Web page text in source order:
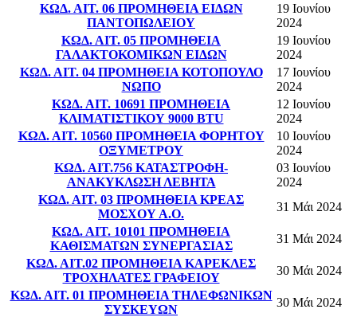
ΚΩΔ. ΑΙΤ. 06 ΠΡΟΜΗΘΕΙΑ ΕΙΔΩΝ
ΠΑΝΤΟΠΩΛΕΙΟΥ
19 Ιουνίου
2024
ΚΩΔ. ΑΙΤ. 05 ΠΡΟΜΗΘΕΙΑ
ΓΑΛΑΚΤΟΚΟΜΙΚΩΝ ΕΙΔΩΝ
19 Ιουνίου
2024
ΚΩΔ. ΑΙΤ. 04 ΠΡΟΜΗΘΕΙΑ ΚΟΤΟΠΟΥΛΟ
ΝΩΠΟ
17 Ιουνίου
2024
ΚΩΔ. ΑΙΤ. 10691 ΠΡΟΜΗΘΕΙΑ
ΚΛΙΜΑΤΙΣΤΙΚΟΥ 9000 BTU
12 Ιουνίου
2024
ΚΩΔ. ΑΙΤ. 10560 ΠΡΟΜΗΘΕΙΑ ΦΟΡΗΤΟΥ
ΟΞΥΜΕΤΡΟΥ
10 Ιουνίου
2024
ΚΩΔ. ΑΙΤ.756 ΚΑΤΑΣΤΡΟΦΗ-
ΑΝΑΚΥΚΛΩΣΗ ΛΕΒΗΤΑ
03 Ιουνίου
2024
ΚΩΔ. ΑΙΤ. 03 ΠΡΟΜΗΘΕΙΑ ΚΡΕΑΣ
ΜΟΣΧΟΥ Α.Ο.
31 Μάι 2024
ΚΩΔ. ΑΙΤ. 10101 ΠΡΟΜΗΘΕΙΑ
ΚΑΘΙΣΜΑΤΩΝ ΣΥΝΕΡΓΑΣΙΑΣ
31 Μάι 2024
ΚΩΔ. ΑΙΤ.02 ΠΡΟΜΗΘΕΙΑ ΚΑΡΕΚΛΕΣ
ΤΡΟΧΗΛΑΤΕΣ ΓΡΑΦΕΙΟΥ
30 Μάι 2024
ΚΩΔ. ΑΙΤ. 01 ΠΡΟΜΗΘΕΙΑ ΤΗΛΕΦΩΝΙΚΩΝ
ΣΥΣΚΕΥΩΝ
30 Μάι 2024